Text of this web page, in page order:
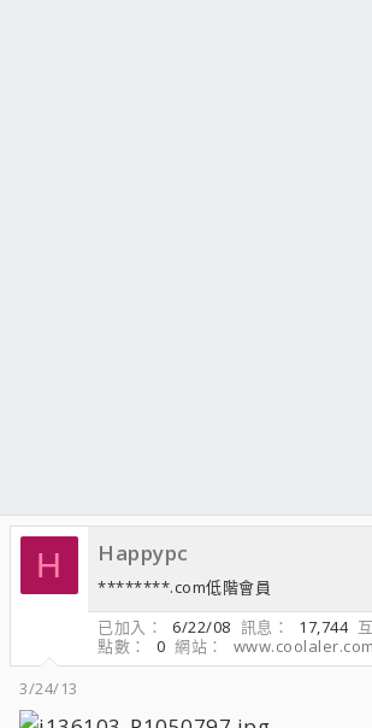
H Happypc
********.com低階會員
已加入
6/22/08 訊息 17,744
點數
0 網站
www.coolaler.com
3/24/13